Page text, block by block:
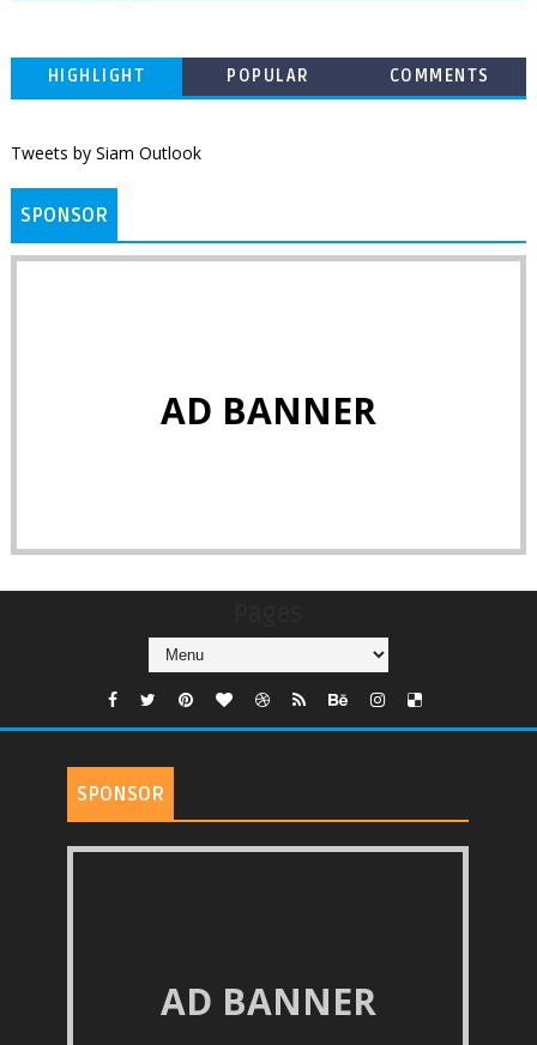
HIGHLIGHT POPULAR COMMENTS
Tweets by Siam Outlook
SPONSOR
AD BANNER
SPONSOR
AD BANNER